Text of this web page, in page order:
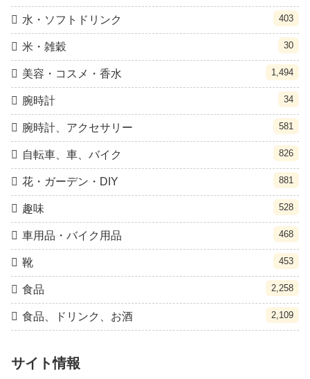
水・ソフトドリンク 403
米・雑穀 30
美容・コスメ・香水 1,494
腕時計 34
腕時計、アクセサリー 581
自転車、車、バイク 826
花・ガーデン・DIY 881
趣味 528
車用品・バイク用品 468
靴 453
食品 2,258
食品、ドリンク、お酒 2,109
サイト情報